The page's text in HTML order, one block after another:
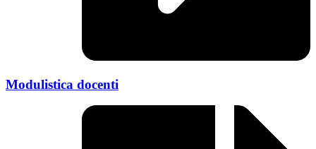
Modulistica docenti